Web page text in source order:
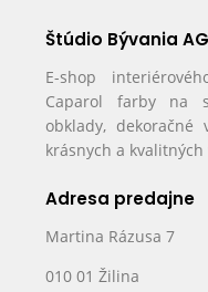
Štúdio Bývania
E-shop
Caparol farby na
obklady,
krásnych a
Adresa predajne
Martina Rázusa 7
010 01 Žilina